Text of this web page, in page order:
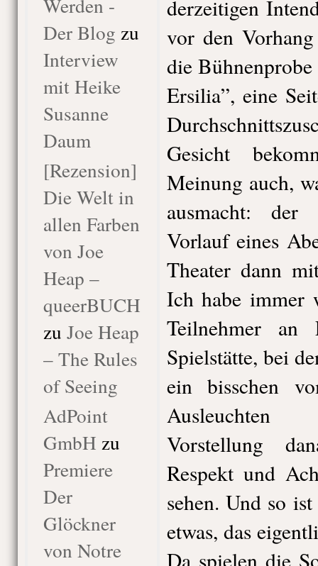
Werden -
Der Blog zu
Interview
mit Heike
Susanne
Daum
[Rezension]
Die Welt in
allen Farben
von Joe
Heap –
queerBUCH
zu Joe Heap
– The Rules
of Seeing
AdPoint
GmbH zu
Premiere
Der
Glöckner
von Notre
derzeitigen
vor den
die Bühnenprobe
Ersilia”, eine
Gesicht
Meinung auch,
ausmacht: der
Vorlauf eines
Theater dann
Ich habe immer
Teilnehmer an
Spielstätte, bei
ein bisschen
Vorstellung
Respekt und
sehen. Und so
etwas, das
Da spielen die